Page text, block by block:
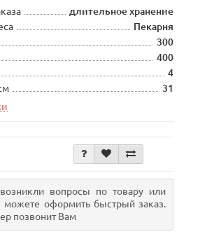
длительное хранение
Пекарня
300
400
4
31
вопросы по товару или
оформить быстрый заказ.
позвонит Вам